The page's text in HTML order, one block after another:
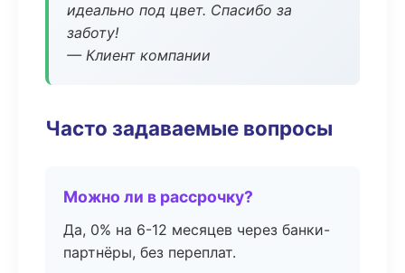
идеально под цвет. Спасибо за
заботу!
— Клиент компании
Часто задаваемые вопросы
Можно ли в рассрочку?
Да, 0% на 6-12 месяцев через банки-
партнёры, без переплат.